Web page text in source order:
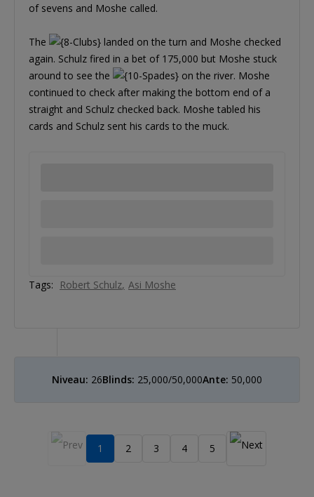
of sevens and Moshe called.
The
landed on the turn and Moshe checked
again. Schulz fired in a bet of 175,000 but Moshe stuck
around to see the
on the river. Moshe
continued to check after making the bottom end of a
straight and Schulz checked back. Moshe tabled his
cards and Schulz sent his cards to the muck.
Tags: Robert Schulz Asi Moshe
Niveau: 26Blinds: 25,000/50,000Ante: 50,000
1 2 3 4 5